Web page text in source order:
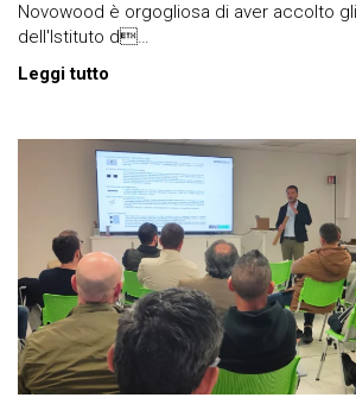
Novowood è orgogliosa di aver accolto
dell'Istituto d…
Leggi tutto